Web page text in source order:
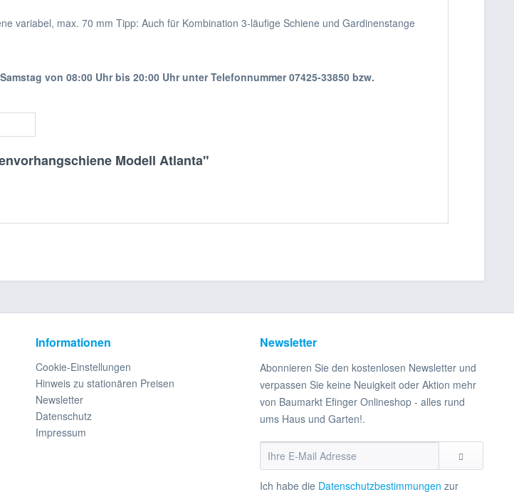
variabel, max. 70 mm Tipp: Auch für Kombination 3-läufige Schiene und Gardinenstange
von 08:00 Uhr bis 20:00 Uhr unter Telefonnummer 07425-33850 bzw.
Modell Atlanta"
Informationen
Cookie-Einstellungen
Hinweis zu stationären Preisen
Newsletter
Datenschutz
Impressum
Newsletter
Abonnieren Sie den kostenlosen Newsletter und
verpassen Sie keine Neuigkeit oder Aktion mehr
von Baumarkt Efinger Onlineshop - alles rund
ums Haus und Garten!.
Ich habe die Datenschutzbestimmungen zur